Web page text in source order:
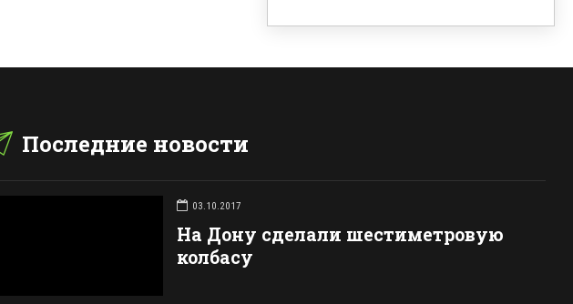
Последние новости
03.10.2017
На Дону сделали шестиметровую
колбасу